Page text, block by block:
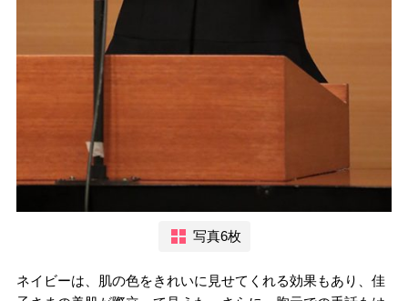
写真6枚
ネイビーは、肌の色をきれいに見せてくれる効果もあり、佳